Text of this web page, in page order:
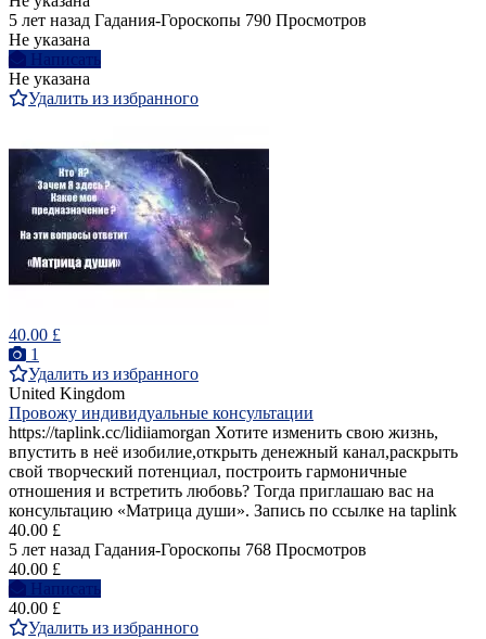
5 лет назад Гадания-Гороскопы 790 Просмотров
Не указана
Написать
Не указана
Удалить из избранного
40.00 £
1
Удалить из избранного
United Kingdom
Провожу индивидуальные консультации
https://taplink.cc/lidiiamorgan Хотите изменить свою жизнь,
впустить в неё изобилие,открыть денежный канал,раскрыть
свой творческий потенциал, построить гармоничные
отношения и встретить любовь? Тогда приглашаю вас на
консультацию «Матрица души». Запись по ссылке на taplink
40.00 £
5 лет назад Гадания-Гороскопы 768 Просмотров
40.00 £
Написать
40.00 £
Удалить из избранного